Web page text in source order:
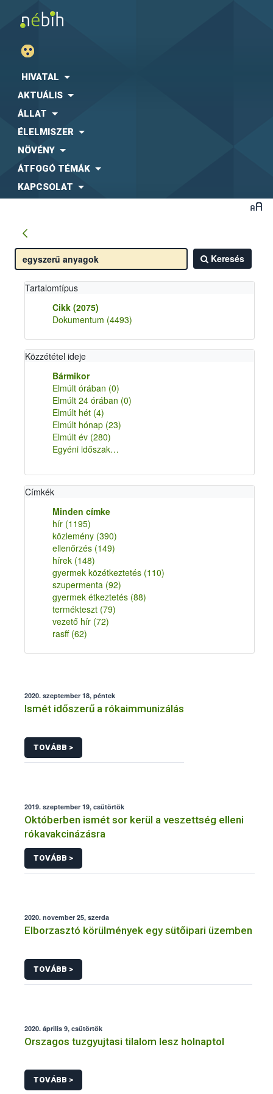
HIVATAL
AKTUÁLIS
ÁLLAT
ÉLELMISZER
NÖVÉNY
ÁTFOGÓ TÉMÁK
KAPCSOLAT
Keresés
Tartalomtípus
Cikk (2075)
Dokumentum (4493)
Közzététel ideje
Bármikor
Elmúlt órában (0)
Elmúlt 24 órában (0)
Elmúlt hét (4)
Elmúlt hónap (23)
Elmúlt év (280)
Egyéni időszak…
Címkék
Minden címke
hír (1195)
közlemény (390)
ellenőrzés (149)
hírek (148)
gyermek közétkeztetés (110)
szupermenta (92)
gyermek étkeztetés (88)
termékteszt (79)
vezető hír (72)
rasff (62)
2020. szeptember 18, péntek
Ismét időszerű a rókaimmunizálás
TOVÁBB >
2019. szeptember 19, csütörtök
Októberben ismét sor kerül a veszettség elleni
rókavakcinázásra
TOVÁBB >
2020. november 25, szerda
Elborzasztó körülmények egy sütőipari üzemben
TOVÁBB >
2020. április 9, csütörtök
Orszagos tuzgyujtasi tilalom lesz holnaptol
TOVÁBB >